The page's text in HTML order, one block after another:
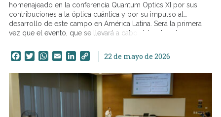
homenajeado en la conferencia Quantum Optics XI por sus
contribuciones a la óptica cuántica y por su impulso al
desarrollo de este campo en América Latina. Será la primera
vez que el evento, que se llevará a cabo del 7 al 11 de
destacada del área.
Facebook
TwitterWhatsApp
EmailLinkedIn
Copy22 de mayo de 2026